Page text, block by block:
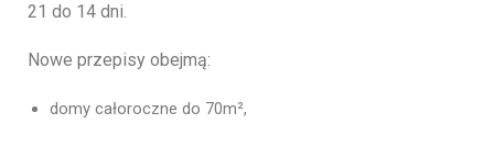
21 do 14 dni.
Nowe przepisy obejmą:
domy całoroczne do 70m²,